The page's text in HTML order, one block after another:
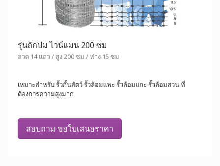
รุ่นถักปม ไวน์แมน 200 ซม
ลวด 14 แถว / สูง 200 ซม / ห่าง 15 ซม
เหมาะสำหรับ รั้วกั้นสัตว์ รั้วล้อมแพะ รั้วล้อมแกะ รั้วล้อมสวน ที่
ต้องการความสูงมาก
สอบถาม ขอใบเสนอราคา